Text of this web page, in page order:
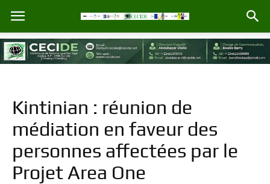
Kintinian : réunion de
médiation en faveur des
personnes affectées par le
Projet Area One